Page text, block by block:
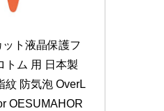
ト液晶保護フ
トム 用 日本製
紋 防気泡 OverL
OESUMAHOR